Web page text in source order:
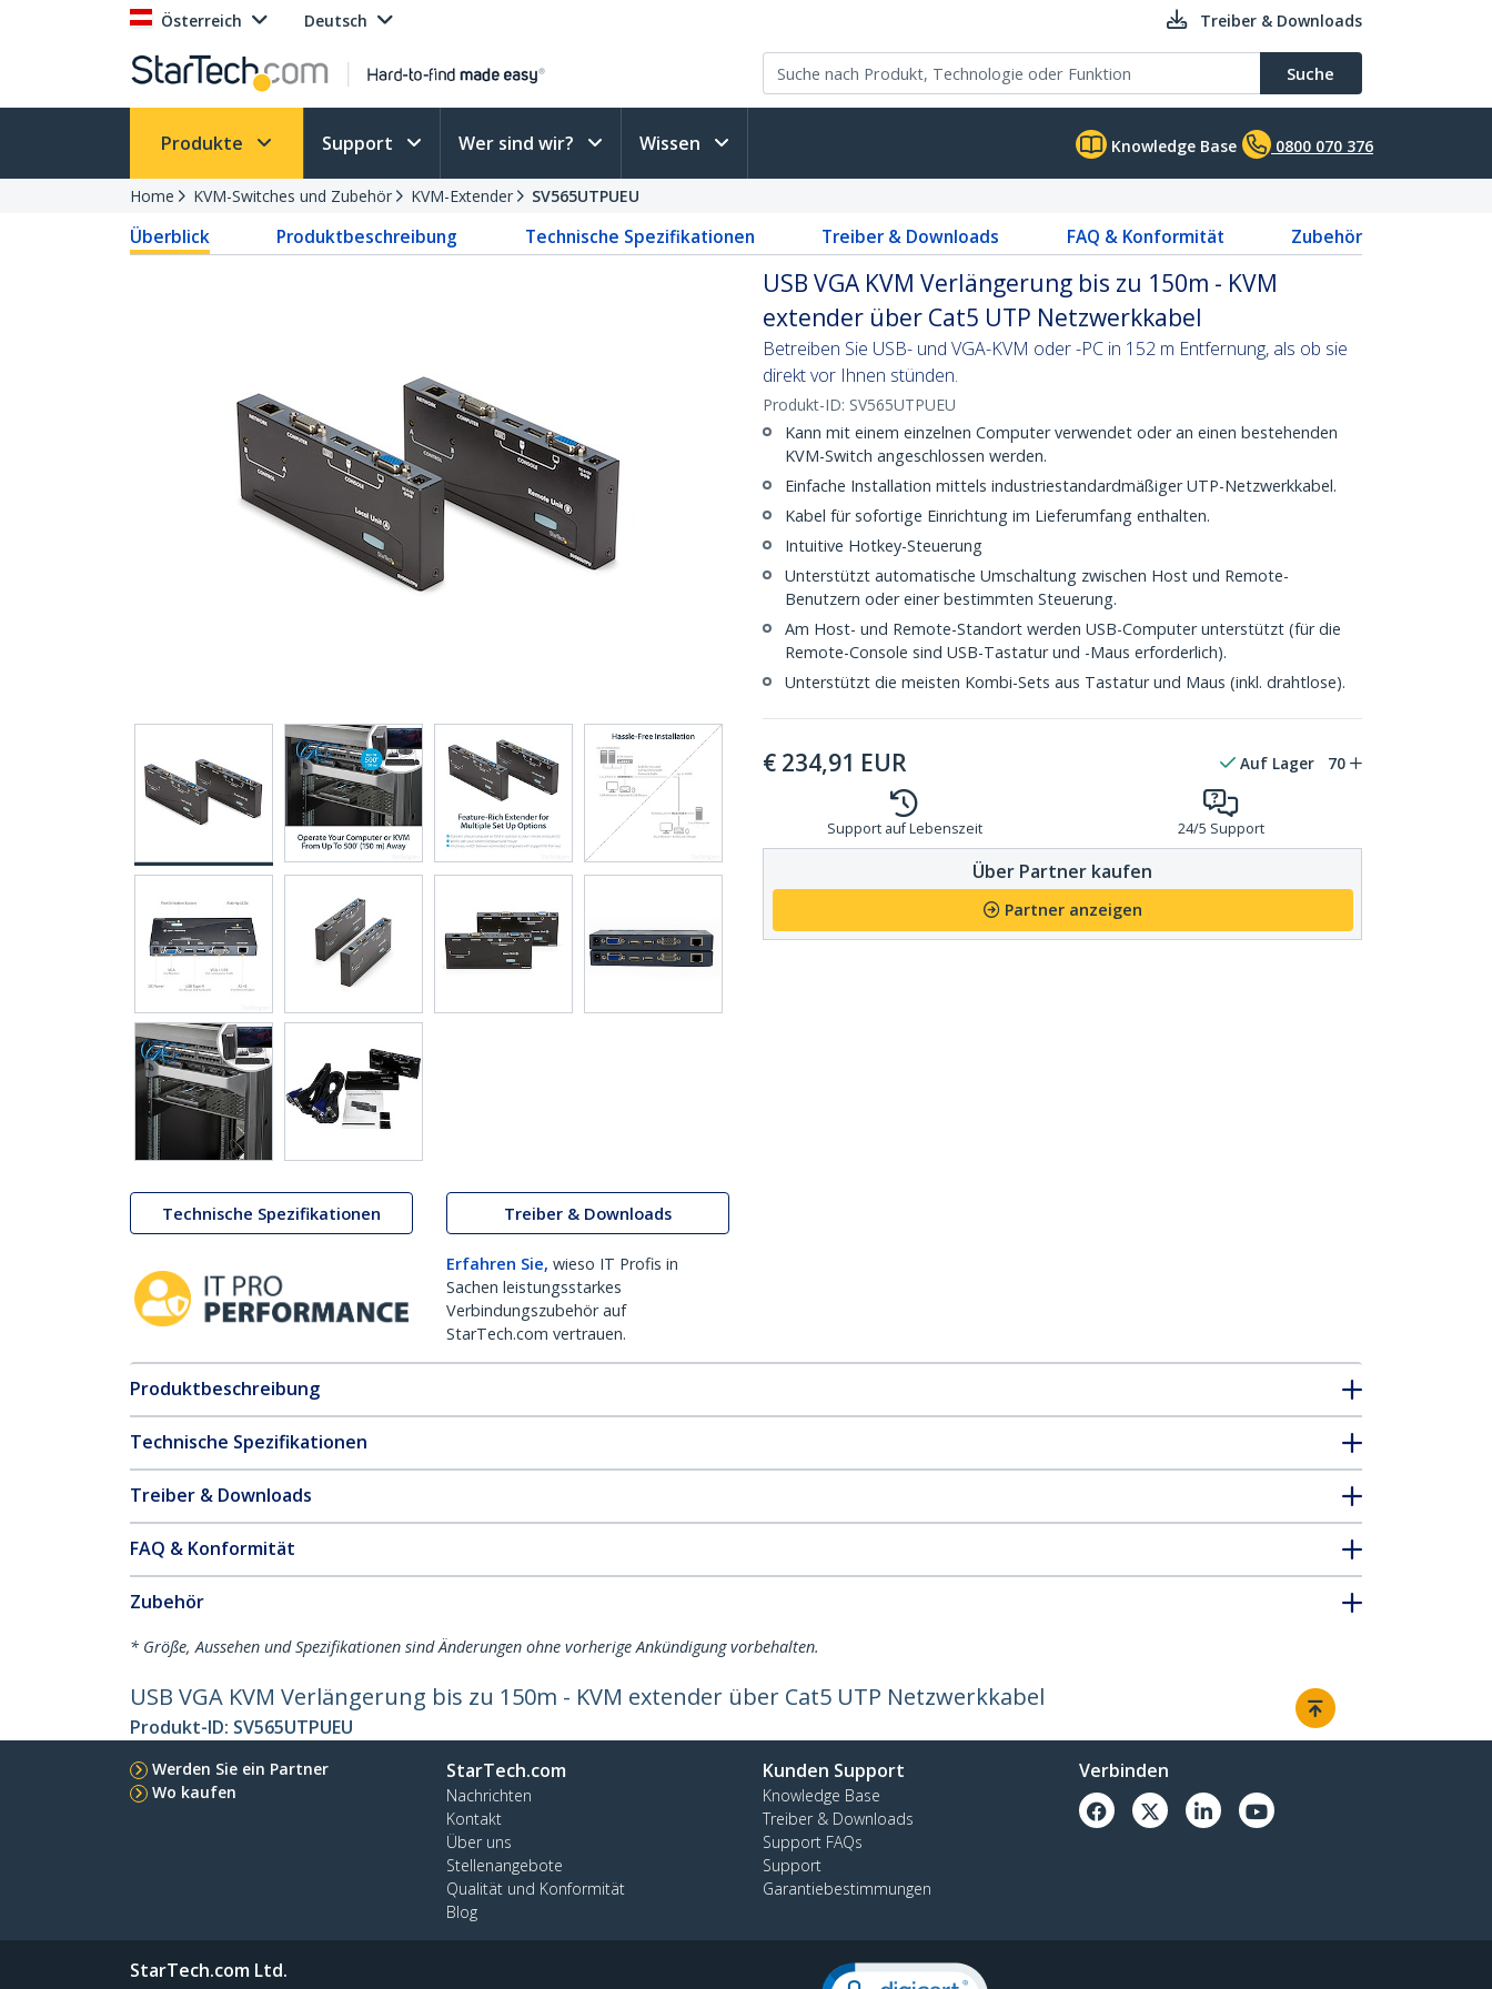
Österreich Deutsch Treiber & Downloads
Suche
Produkte Support Wer sind wir? Wissen Knowledge Base 0800 070 376
Home KVM-Switches und Zubehör KVM-Extender SV565UTPUEU
Überblick Produktbeschreibung Technische Spezifikationen Treiber & Downloads FAQ & Konformität Zubehör
Technische Spezifikationen Treiber & Downloads
Erfahren Sie, wieso IT Profis in
Sachen leistungsstarkes
Verbindungszubehör auf
StarTech.com vertrauen.
USB VGA KVM Verlängerung bis zu 150m - KVM
extender über Cat5 UTP Netzwerkkabel
Betreiben Sie USB- und VGA-KVM oder -PC in 152 m Entfernung, als ob sie
direkt vor Ihnen stünden.
Produkt-ID: SV565UTPUEU
Kann mit einem einzelnen Computer verwendet oder an einen bestehenden
KVM-Switch angeschlossen werden.
Einfache Installation mittels industriestandardmäßiger UTP-Netzwerkkabel.
Kabel für sofortige Einrichtung im Lieferumfang enthalten.
Intuitive Hotkey-Steuerung
Unterstützt automatische Umschaltung zwischen Host und Remote-
Benutzern oder einer bestimmten Steuerung.
Am Host- und Remote-Standort werden USB-Computer unterstützt (für die
Remote-Console sind USB-Tastatur und -Maus erforderlich).
Unterstützt die meisten Kombi-Sets aus Tastatur und Maus (inkl. drahtlose).
€ 234,91 EUR Auf Lager 70
Support auf Lebenszeit 24/5 Support
Über Partner kaufen
Partner anzeigen
Produktbeschreibung
Technische Spezifikationen
Treiber & Downloads
FAQ & Konformität
Zubehör
* Größe, Aussehen und Spezifikationen sind Änderungen ohne vorherige Ankündigung vorbehalten.
USB VGA KVM Verlängerung bis zu 150m - KVM extender über Cat5 UTP Netzwerkkabel
Produkt-ID: SV565UTPUEU
Werden Sie ein Partner
Wo kaufen
StarTech.com
Nachrichten
Kontakt
Über uns
Stellenangebote
Qualität und Konformität
Blog
Kunden Support
Knowledge Base
Treiber & Downloads
Support FAQs
Support
Garantiebestimmungen
Verbinden
StarTech.com Ltd.